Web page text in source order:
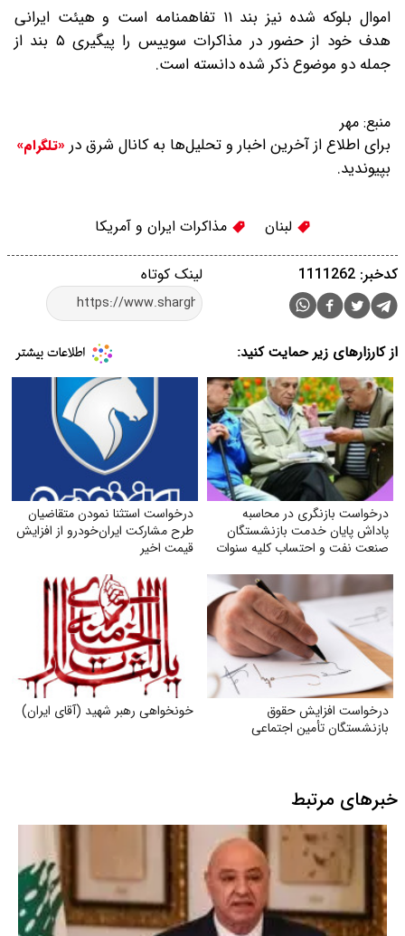
اموال بلوکه شده نیز بند ۱۱ تفاهمنامه است و هیئت ایرانی
هدف خود از حضور در مذاکرات سوییس را پیگیری ۵ بند از
جمله دو موضوع ذکر شده دانسته است.
منبع: مهر
برای اطلاع از آخرین اخبار و تحلیل‌ها به کانال شرق در «تلگرام»
بپیوندید.
لبنان مذاکرات ایران و آمریکا
لینک کوتاه کدخبر: 1111262
از کارزارهای زیر حمایت کنید:
درخواست بازنگری در محاسبه
پاداش پایان خدمت بازنشستگان
صنعت نفت و احتساب کلیه سنوات
درخواست استثنا نمودن متقاضیان
طرح مشارکت ایران‌خودرو از افزایش
قیمت اخیر
درخواست افزایش حقوق
بازنشستگان تأمین اجتماعی
خونخواهی رهبر شهید (آقای ایران)
خبرهای مرتبط